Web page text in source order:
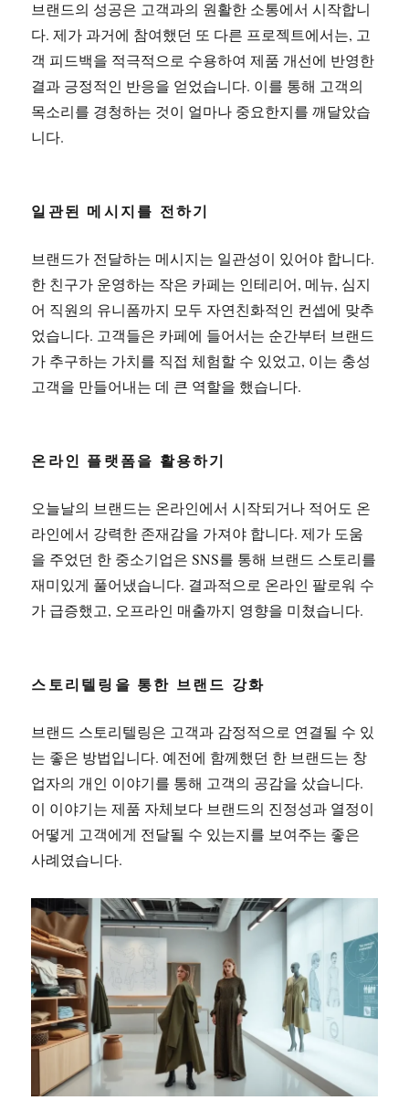
브랜드의 성공은 고객과의 원활한 소통에서 시작합니
다. 제가 과거에 참여했던 또 다른 프로젝트에서는, 고
객 피드백을 적극적으로 수용하여 제품 개선에 반영한
결과 긍정적인 반응을 얻었습니다. 이를 통해 고객의
목소리를 경청하는 것이 얼마나 중요한지를 깨달았습
니다.
일관된 메시지를 전하기
브랜드가 전달하는 메시지는 일관성이 있어야 합니다.
한 친구가 운영하는 작은 카페는 인테리어, 메뉴, 심지
어 직원의 유니폼까지 모두 자연친화적인 컨셉에 맞추
었습니다. 고객들은 카페에 들어서는 순간부터 브랜드
가 추구하는 가치를 직접 체험할 수 있었고, 이는 충성
고객을 만들어내는 데 큰 역할을 했습니다.
온라인 플랫폼을 활용하기
오늘날의 브랜드는 온라인에서 시작되거나 적어도 온
라인에서 강력한 존재감을 가져야 합니다. 제가 도움
을 주었던 한 중소기업은 SNS를 통해 브랜드 스토리를
재미있게 풀어냈습니다. 결과적으로 온라인 팔로워 수
가 급증했고, 오프라인 매출까지 영향을 미쳤습니다.
스토리텔링을 통한 브랜드 강화
브랜드 스토리텔링은 고객과 감정적으로 연결될 수 있
는 좋은 방법입니다. 예전에 함께했던 한 브랜드는 창
업자의 개인 이야기를 통해 고객의 공감을 샀습니다.
이 이야기는 제품 자체보다 브랜드의 진정성과 열정이
어떻게 고객에게 전달될 수 있는지를 보여주는 좋은
사례였습니다.